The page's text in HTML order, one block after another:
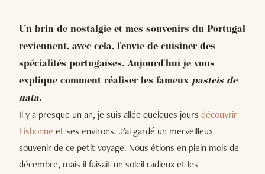
Un brin de nostalgie et mes souvenirs du Portugal
reviennent, avec cela, l'envie de cuisiner des
spécialités portugaises. Aujourd'hui je vous
explique comment réaliser les fameux pasteis de
nata.
Il y a presque un an, je suis allée quelques jours découvrir
Lisbonne et ses environs. J'ai gardé un merveilleux
souvenir de ce petit voyage. Nous étions en plein mois de
décembre, mais il faisait un soleil radieux et les